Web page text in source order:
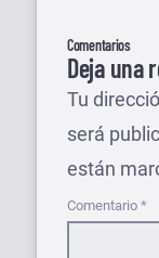
Comentarios
Deja una
Tu
será
están
Comentario *